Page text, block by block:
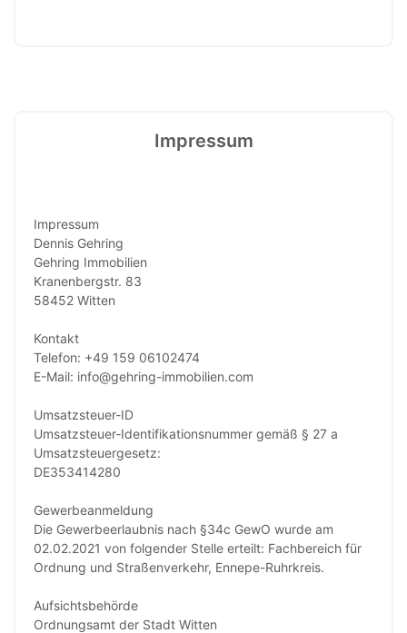
Impressum
Impressum
Dennis Gehring
Gehring Immobilien
Kranenbergstr. 83
58452 Witten
Kontakt
Telefon: +49 159 06102474
E-Mail: info@gehring-immobilien.com
Umsatzsteuer-ID
Umsatzsteuer-Identifikationsnummer gemäß § 27 a
Umsatzsteuergesetz:
DE353414280
Gewerbeanmeldung
Die Gewerbeerlaubnis nach §34c GewO wurde am
02.02.2021 von folgender Stelle erteilt: Fachbereich für
Ordnung und Straßenverkehr, Ennepe-Ruhrkreis.
Aufsichtsbehörde
Ordnungsamt der Stadt Witten